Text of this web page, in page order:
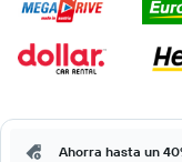
Ahorra hasta un